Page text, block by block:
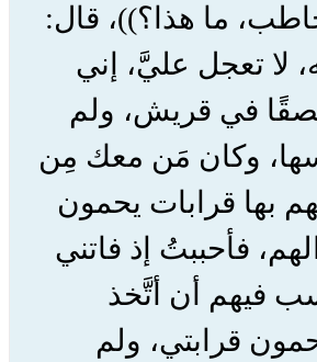
ما هذا؟))، قال:
لا تعجل عليَّ، إني
في قريش، ولم
وكان مَن معك مِن
بها قرابات يحمون
فأحببتُ إذ فاتني
فيهم أن أتَّخذ
قرابتي، ولم